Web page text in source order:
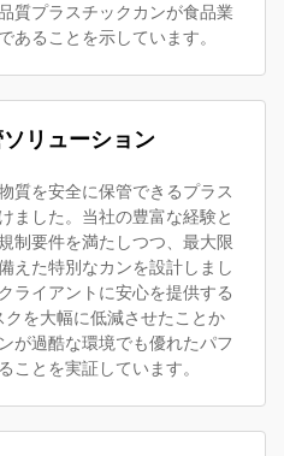
質プラスチックカンが食品業
あることを示しています。
リューション
質を安全に保管できるプラス
ました。当社の豊富な経験と
制要件を満たしつつ、最大限
えた特別なカンを設計しまし
ライアントに安心を提供する
を大幅に低減させたことか
が過酷な環境でも優れたパフ
ことを実証しています。